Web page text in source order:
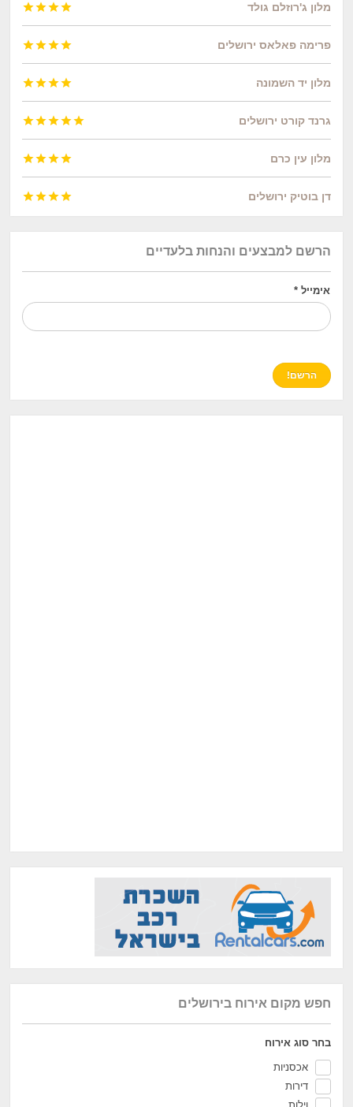
חפש מקום אירוח בירושלים
בחר סוג אירוח
אכסניות
דירות
הרשם למבצעים והנחות בלעדיים
אימייל*
מלון ג'רוזלם גולד 



פרימה פאלאס ירושלים 



מלון יד השמונה 



גרנד קורט ירושלים 




מלון עין כרם 



דן בוטיק ירושלים 


